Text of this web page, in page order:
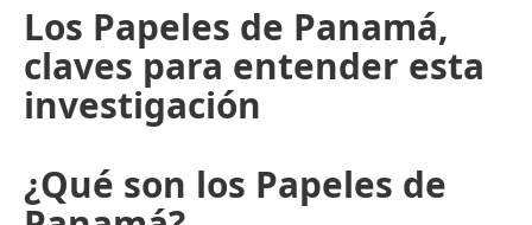
Los Papeles de Panamá,
claves para entender esta
investigación
¿Qué son los Papeles de